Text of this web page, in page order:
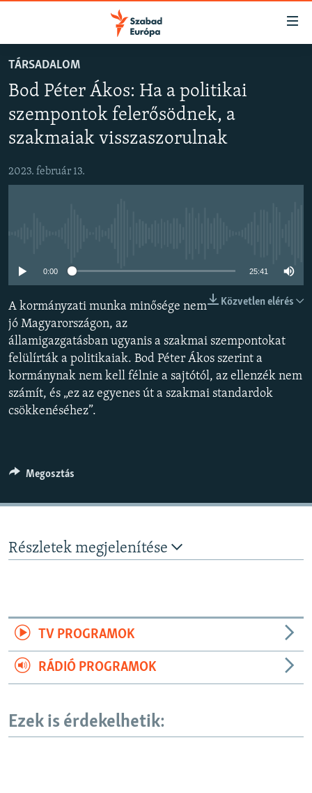
Akadálymentes
Ugrás
oldalra
Ugrás
AKTUÁLIS
PODCASTOK
ELEMZŐ
DEMOKRÁCIA
A PÉNZ NYOMÁBAN
EURÓPAI UNIÓ
VILÁG
KLÍMAVÁLTOZÁS
A MÚLT TANULSÁGAI
Valamennyi RFE/RL weboldal
TÁRSADALOM
Bod Péter Ákos: Ha a politikai
szempontok felerősödnek, a
szakmaiak visszaszorulnak
2023. február 13.
0:00 25:41
Közvetlen elérés
A kormányzati munka minősége nem
jó Magyarországon, az
államigazgatásban ugyanis a szakmai szempontokat
felülírták a politikaiak. Bod Péter Ákos szerint a
kormánynak nem kell félnie a sajtótól, az ellenzék nem
számít, és „ez az egyenes út a szakmai standardok
csökkenéséhez”.
Megosztás
Részletek megjelenítése
TV PROGRAMOK
RÁDIÓ PROGRAMOK
Ezek is érdekelhetik:
FELIRATKOZÁS